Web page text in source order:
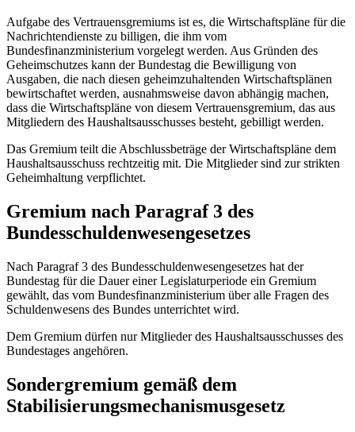
Aufgabe des Vertrauensgremiums ist es, die Wirtschaftspläne für die
Nachrichtendienste zu billigen, die ihm vom
Bundesfinanzministerium vorgelegt werden. Aus Gründen des
Geheimschutzes kann der Bundestag die Bewilligung von
Ausgaben, die nach diesen geheimzuhaltenden Wirtschaftsplänen
bewirtschaftet werden, ausnahmsweise davon abhängig machen,
dass die Wirtschaftspläne von diesem Vertrauensgremium, das aus
Mitgliedern des Haushaltsausschusses besteht, gebilligt werden.
Das Gremium teilt die Abschlussbeträge der Wirtschaftspläne dem
Haushaltsausschuss rechtzeitig mit. Die Mitglieder sind zur strikten
Geheimhaltung verpflichtet.
Gremium nach Paragraf 3 des
Bundesschuldenwesengesetzes
Nach Paragraf 3 des Bundesschuldenwesengesetzes hat der
Bundestag für die Dauer einer Legislaturperiode ein Gremium
gewählt, das vom Bundesfinanzministerium über alle Fragen des
Schuldenwesens des Bundes unterrichtet wird.
Dem Gremium dürfen nur Mitglieder des Haushaltsausschusses des
Bundestages angehören.
Sondergremium gemäß dem
Stabilisierungsmechanismusgesetz